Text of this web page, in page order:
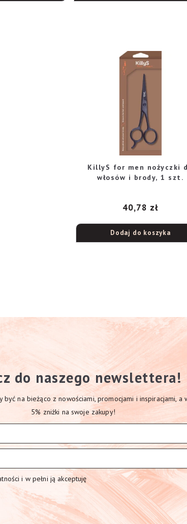
KillyS for men nożyczki
włosów i brody, 1 szt.
40,78 zł
Dodaj do koszyka
do naszego newslettera!
być na bieżąco z nowościami, promocjami i inspiracjami,
5% zniżki na swoje zakupy!
i w pełni ją akceptuję